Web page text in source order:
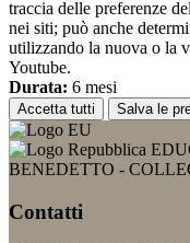
traccia delle preferenze
nei siti; può anche
utilizzando la nuova o la
Youtube.
Durata: 6 mesi
Accetta tutti Salva le
BENEDETTO -
Contatti